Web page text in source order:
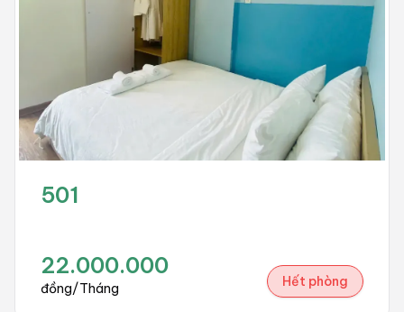
501
22.000.000
đồng/Tháng Hết phòng